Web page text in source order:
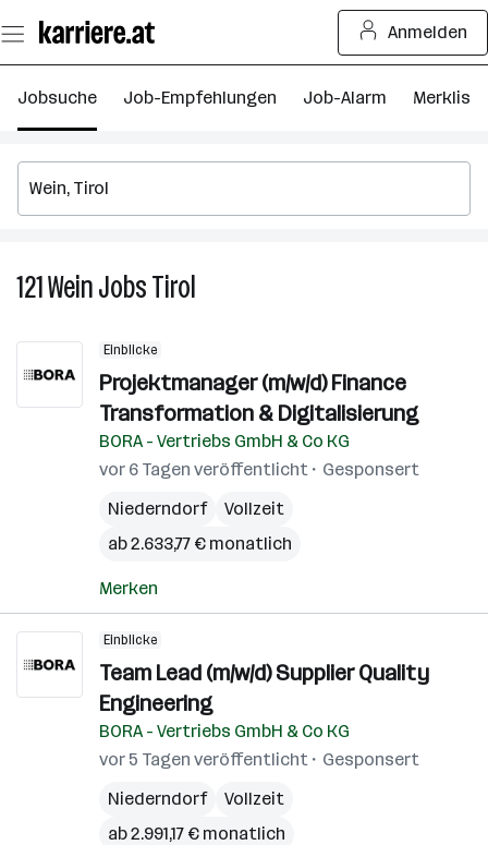
Seiteninhalt
springen
Anmelden
Jobsuche Job-Empfehlungen Job-Alarm Merkliste
121WeinJobsTirol
Tirol
Einblicke
Projektmanager (m/w/d) Finance
Transformation & Digitalisierung
BORA - Vertriebs GmbH & Co KG
vor 6 Tagen veröffentlicht
Gesponsert
Niederndorf
Vollzeit
ab 2.633,77 € monatlich
Merken
Einblicke
Team Lead (m/w/d) Supplier Quality
Engineering
BORA - Vertriebs GmbH & Co KG
vor 5 Tagen veröffentlicht
Gesponsert
Niederndorf
Vollzeit
ab 2.991,17 € monatlich